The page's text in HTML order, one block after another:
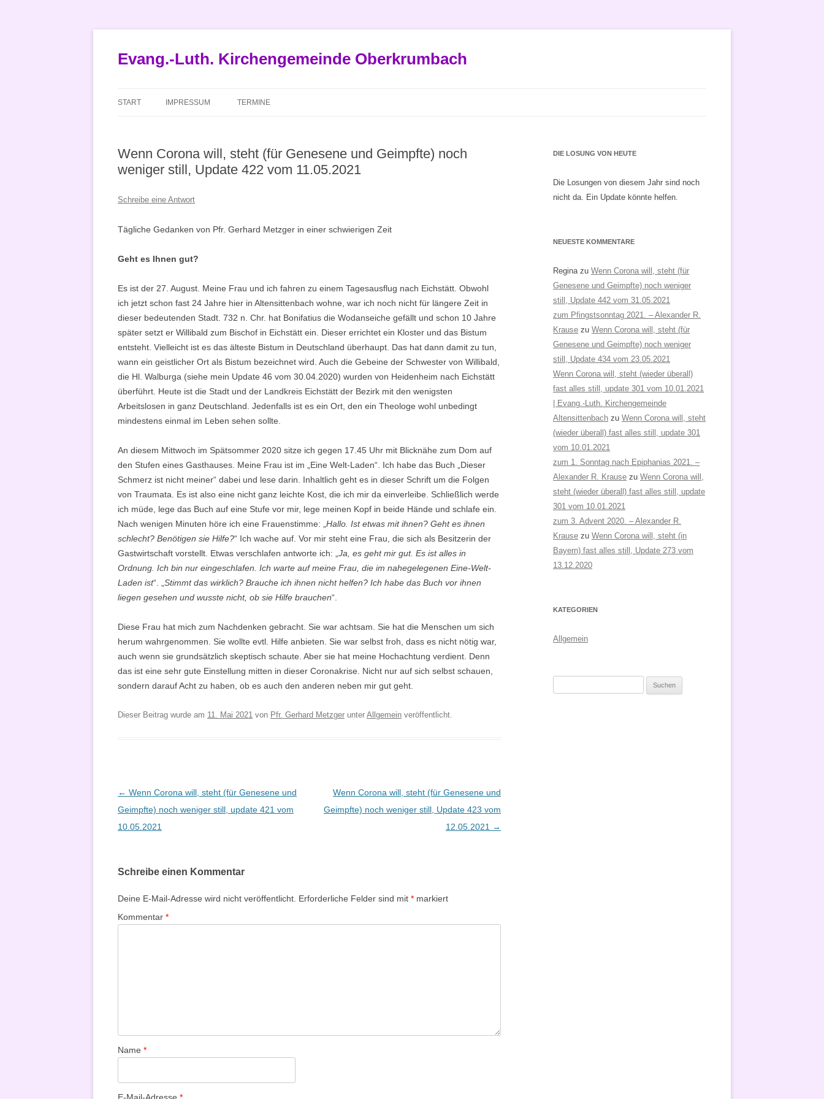
Evang.-Luth. Kirchengemeinde Oberkrumbach
START IMPRESSUM TERMINE
Wenn Corona will, steht (für Genesene und Geimpfte) noch
weniger still, Update 422 vom 11.05.2021
Schreibe eine Antwort
Tägliche Gedanken von Pfr. Gerhard Metzger in einer schwierigen Zeit
Geht es Ihnen gut?
Es ist der 27. August. Meine Frau und ich fahren zu einem Tagesausflug nach Eichstätt. Obwohl
ich jetzt schon fast 24 Jahre hier in Altensittenbach wohne, war ich noch nicht für längere Zeit in
dieser bedeutenden Stadt. 732 n. Chr. hat Bonifatius die Wodanseiche gefällt und schon 10 Jahre
später setzt er Willibald zum Bischof in Eichstätt ein. Dieser errichtet ein Kloster und das Bistum
entsteht. Vielleicht ist es das älteste Bistum in Deutschland überhaupt. Das hat dann damit zu tun,
wann ein geistlicher Ort als Bistum bezeichnet wird. Auch die Gebeine der Schwester von Willibald,
die Hl. Walburga (siehe mein Update 46 vom 30.04.2020) wurden von Heidenheim nach Eichstätt
überführt. Heute ist die Stadt und der Landkreis Eichstätt der Bezirk mit den wenigsten
Arbeitslosen in ganz Deutschland. Jedenfalls ist es ein Ort, den ein Theologe wohl unbedingt
mindestens einmal im Leben sehen sollte.
An diesem Mittwoch im Spätsommer 2020 sitze ich gegen 17.45 Uhr mit Blicknähe zum Dom auf
den Stufen eines Gasthauses. Meine Frau ist im „Eine Welt-Laden“. Ich habe das Buch „Dieser
Schmerz ist nicht meiner“ dabei und lese darin. Inhaltlich geht es in dieser Schrift um die Folgen
von Traumata. Es ist also eine nicht ganz leichte Kost, die ich mir da einverleibe. Schließlich werde
ich müde, lege das Buch auf eine Stufe vor mir, lege meinen Kopf in beide Hände und schlafe ein.
Nach wenigen Minuten höre ich eine Frauenstimme: „ Hallo. Ist etwas mit ihnen? Geht es ihnen
schlecht? Benötigen sie Hilfe?“ Ich wache auf. Vor mir steht eine Frau, die sich als Besitzerin der
Gastwirtschaft vorstellt. Etwas verschlafen antworte ich: „ Ja, es geht mir gut. Es ist alles in
Ordnung. Ich bin nur eingeschlafen. Ich warte auf meine Frau, die im nahegelegenen Eine-Welt-
Laden ist“. „ Stimmt das wirklich? Brauche ich ihnen nicht helfen? Ich habe das Buch vor ihnen
liegen gesehen und wusste nicht, ob sie Hilfe brauchen“.
Diese Frau hat mich zum Nachdenken gebracht. Sie war achtsam. Sie hat die Menschen um sich
herum wahrgenommen. Sie wollte evtl. Hilfe anbieten. Sie war selbst froh, dass es nicht nötig war,
auch wenn sie grundsätzlich skeptisch schaute. Aber sie hat meine Hochachtung verdient. Denn
das ist eine sehr gute Einstellung mitten in dieser Coronakrise. Nicht nur auf sich selbst schauen,
sondern darauf Acht zu haben, ob es auch den anderen neben mir gut geht.
Dieser Beitrag wurde am 11. Mai 2021 von Pfr. Gerhard Metzger unter Allgemein veröffentlicht.
Beitragsnavigation
← Wenn Corona will, steht (für Genesene und
Geimpfte) noch weniger still, update 421 vom
10.05.2021
Wenn Corona will, steht (für Genesene und
Geimpfte) noch weniger still, Update 423 vom
12.05.2021 →
Schreibe einen Kommentar
Deine E-Mail-Adresse wird nicht veröffentlicht. Erforderliche Felder sind mit * markiert
Kommentar *
Name *
DIE LOSUNG VON HEUTE
Die Losungen von diesem Jahr sind noch
nicht da. Ein Update könnte helfen.
NEUESTE KOMMENTARE
Reginazu Wenn Corona will, steht (für
Genesene und Geimpfte) noch weniger
still, Update 442 vom 31.05.2021
zum Pfingstsonntag 2021. – Alexander R.
Krause zu Wenn Corona will, steht (für
Genesene und Geimpfte) noch weniger
still, Update 434 vom 23.05.2021
Wenn Corona will, steht (wieder überall)
fast alles still, update 301 vom 10.01.2021
| Evang.-Luth. Kirchengemeinde
Altensittenbach zu Wenn Corona will, steht
(wieder überall) fast alles still, update 301
vom 10.01.2021
zum 1. Sonntag nach Epiphanias 2021. –
Alexander R. Krause zu Wenn Corona will,
steht (wieder überall) fast alles still, update
301 vom 10.01.2021
zum 3. Advent 2020. – Alexander R.
Krause zu Wenn Corona will, steht (in
Bayern) fast alles still, Update 273 vom
13.12.2020
KATEGORIEN
Allgemein